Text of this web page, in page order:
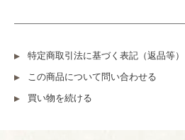
特定商取引法に基づく表記（返品等）
この商品について問い合わせる
買い物を続ける